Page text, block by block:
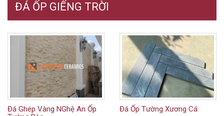
ĐÁ ỐP GIẾNG TRỜI
Đá Ghép Vàng NGhệ An Ốp
Đá Ốp Tường Xương Cá